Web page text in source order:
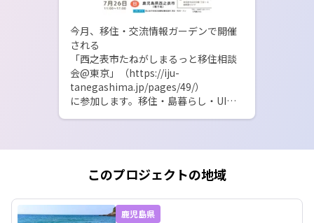
今月、移住・交流情報ガーデンで開催
される
「西之表市たねがしまるっと移住相談
会@東京」（https://iju-
tanegashima.jp/pages/49/）
に参加します。移住・島暮らし・UIタ
に話しながらお伝えできればと思いま
す。会場で会いましょう！
このプロジェクトの地域
鹿児島県